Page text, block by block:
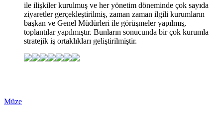
ile ilişkiler kurulmuş ve her yönetim döneminde çok sayıda
ziyaretler gerçekleştirilmiş, zaman zaman ilgili kurumların
başkan ve Genel Müdürleri ile görüşmeler yapılmış,
toplantılar yapılmıştır. Bunların sonucunda bir çok kurumla
stratejik iş ortaklıkları geliştirilmiştir.
Müze